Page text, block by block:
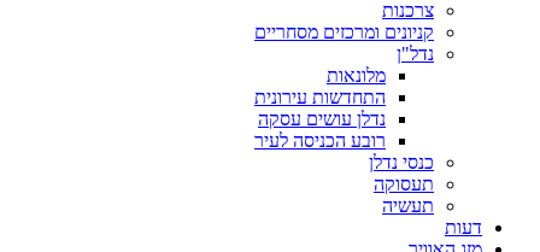
צרכנות
קניונים ומרכזים מסחריים
נדל"ן
מלונאות
התחדשות עירונית
נדלן עושים עסקה
רובע הכניסה לעיר
כנסי נדלן
תעסוקה
תעשיה
דעות